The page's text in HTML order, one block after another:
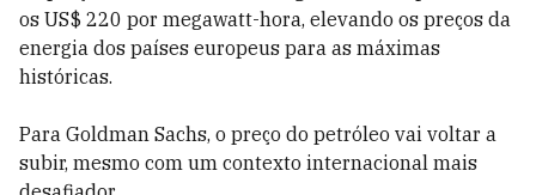
os US$ 220 por megawatt-hora, elevando os preços da
energia dos países europeus para as máximas
históricas.
Para Goldman Sachs, o preço do petróleo vai voltar a
subir, mesmo com um contexto internacional mais